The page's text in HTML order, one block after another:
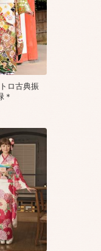
ロ古典振
＊